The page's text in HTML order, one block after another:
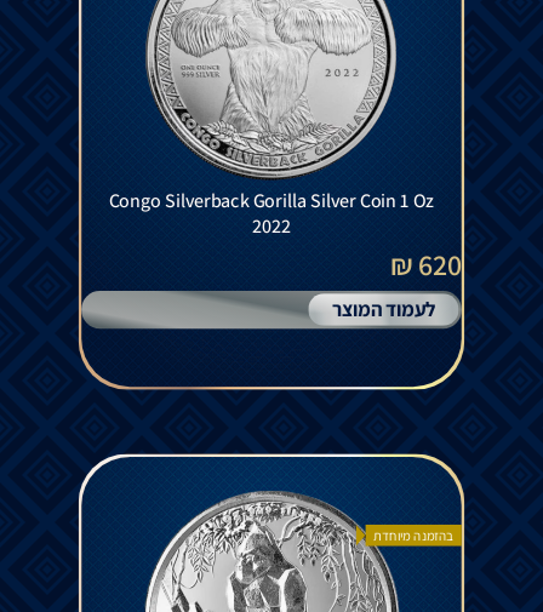
Congo Silverback Gorilla Silver Coin 1 Oz
2022
620 ₪
לעמוד המוצר
בהזמנה מיוחדת